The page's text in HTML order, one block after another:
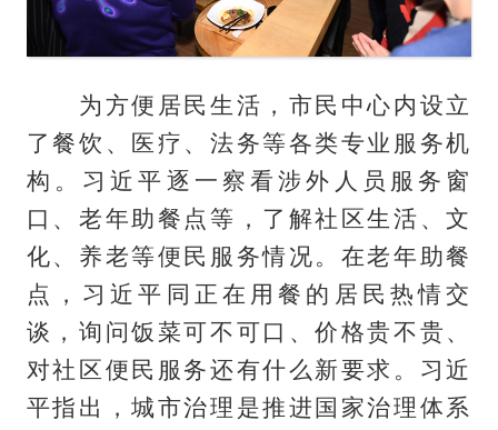
为方便居民生活，市民中心内设立
了餐饮、医疗、法务等各类专业服务机
构。习近平逐一察看涉外人员服务窗
口、老年助餐点等，了解社区生活、文
化、养老等便民服务情况。在老年助餐
点，习近平同正在用餐的居民热情交
谈，询问饭菜可不可口、价格贵不贵、
对社区便民服务还有什么新要求。习近
平指出，城市治理是推进国家治理体系